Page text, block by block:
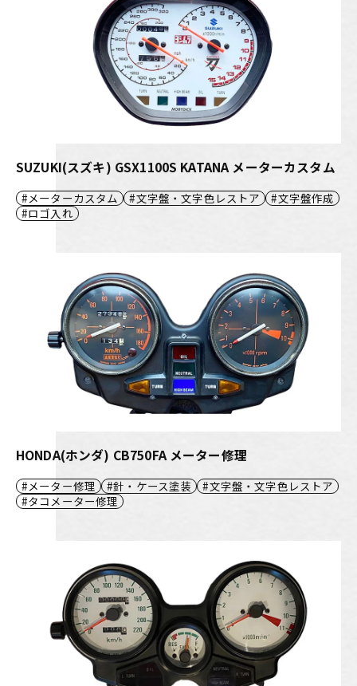
SUZUKI(スズキ) GSX1100S KATANA メーターカスタム
メーターカスタム 文字盤・文字色レストア
文字盤作成
ロゴ入れ
HONDA(ホンダ) CB750FA メーター修理
メーター修理 針・ケース塗装
文字盤・文字色レストア
タコメーター修理